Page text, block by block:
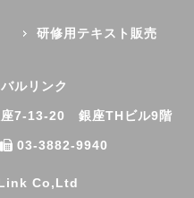
研修用テキスト販売
ルリンク
座7-13-20 銀座THビル9階
03-3882-9940
Co,Ltd